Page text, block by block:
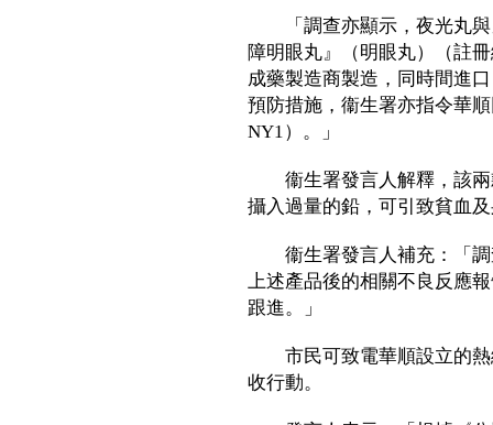
「調查亦顯示，夜光丸與
障明眼丸』（明眼丸）（註
成藥製造商製造，同時間進
預防措施，衞生署亦指令華
NY1）。」
衞生署發言人解釋，該兩
攝入過量的鉛，可引致貧血
衞生署發言人補充：「調
上述產品後的相關不良反應
跟進。」
市民可致電華順設立的熱
收行動。